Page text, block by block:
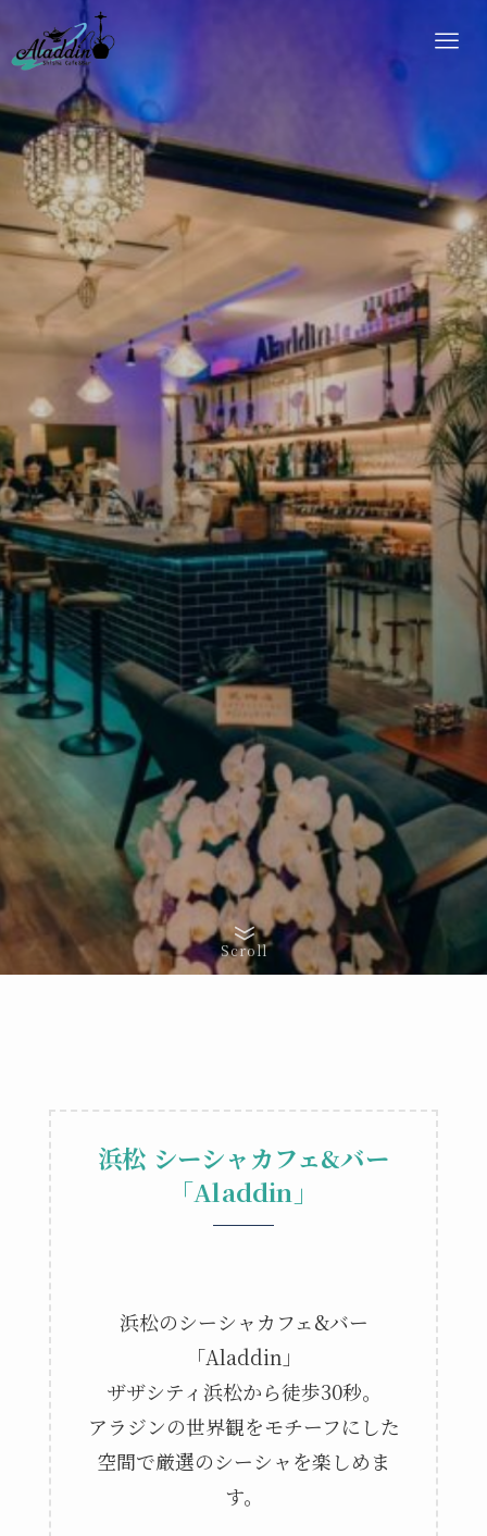
Scroll
浜松 シーシャカフェ&バー
「Aladdin」
浜松のシーシャカフェ&バー
「Aladdin」
ザザシティ浜松から徒歩30秒。
アラジンの世界観をモチーフにした
空間で厳選のシーシャを楽しめま
す。